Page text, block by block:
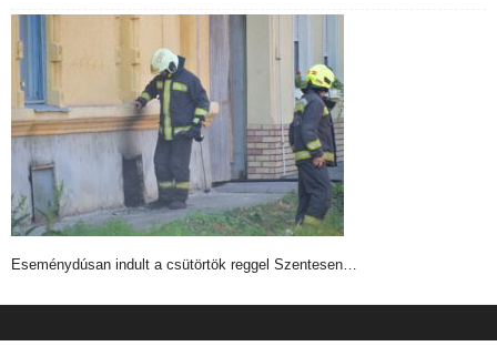
Eseménydúsan indult a csütörtök reggel Szentesen…